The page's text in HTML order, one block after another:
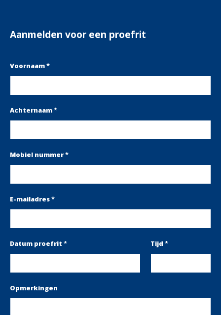
Aanmelden voor een proefrit
Voornaam*
Achternaam*
Mobiel nummer*
E-mailadres*
Datum proefrit * Tijd*
Opmerkingen